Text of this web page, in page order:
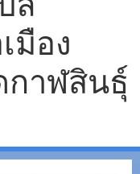
มือง
กาฬสินธุ์